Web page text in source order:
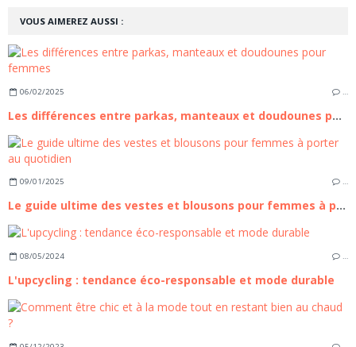
VOUS AIMEREZ AUSSI :
06/02/2025 …
Les différences entre parkas, manteaux et doudounes pour femmes
09/01/2025 …
Le guide ultime des vestes et blousons pour femmes à porter au quotidien
08/05/2024 …
L'upcycling : tendance éco-responsable et mode durable